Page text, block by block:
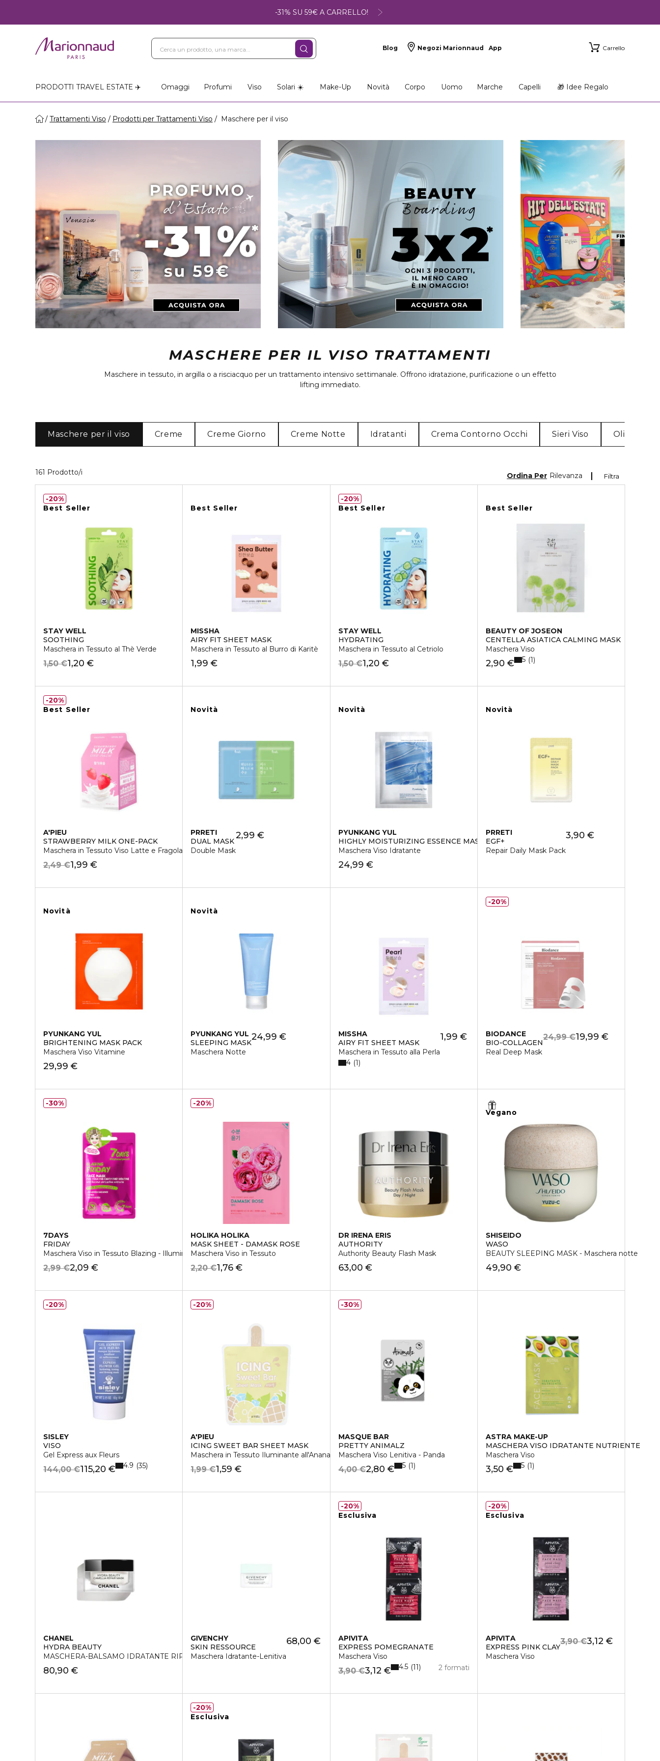
-31% SU 59€ A CARRELLO!
Blog Negozi Marionnaud App Carrello
PRODOTTI TRAVEL ESTATE ✈️
Omaggi Profumi Viso Solari ☀️ Make-Up Novità Corpo Uomo Marche Capelli 🎁 Idee Regalo
Trattamenti Viso Prodotti per Trattamenti Viso Maschere per il viso
MASCHERE PER IL VISO TRATTAMENTI
Maschere in tessuto, in argilla o a risciacquo per un trattamento intensivo settimanale. Offrono idratazione, purificazione o un effetto
lifting immediato.
Maschere per il viso Creme Creme Giorno Creme Notte Idratanti Crema Contorno Occhi Sieri Viso Oli per il
161 Prodotto/i Filtra
Ordina Per Rilevanza
Best Seller
STAY WELL
SOOTHING
Maschera in Tessuto al Thè Verde
1,20 €
1,50 €
20%
Best Seller
MISSHA
AIRY FIT SHEET MASK
Maschera in Tessuto al Burro di Karitè
1,99 €
Best Seller
STAY WELL
HYDRATING
Maschera in Tessuto al Cetriolo
1,20 €
1,50 €
20%
Best Seller
BEAUTY OF JOSEON
CENTELLA ASIATICA CALMING MASK
Maschera Viso
2,90 € 5 1
Best Seller
A'PIEU
STRAWBERRY MILK ONE-PACK
Maschera in Tessuto Viso Latte e Fragola
1,99 €
2,49 €
20%
Novità
PRRETI
DUAL MASK
Double Mask
2,99 €
Novità
PYUNKANG YUL
HIGHLY MOISTURIZING ESSENCE MASK PACK
Maschera Viso Idratante
24,99 €
Novità
PRRETI
EGF+
Repair Daily Mask Pack
3,90 €
Novità
PYUNKANG YUL
BRIGHTENING MASK PACK
Maschera Viso Vitamine
29,99 €
Novità
PYUNKANG YUL
SLEEPING MASK
Maschera Notte
24,99 €
MISSHA
AIRY FIT SHEET MASK
Maschera in Tessuto alla Perla
1,99 €
4 1
BIODANCE
BIO-COLLAGEN
Real Deep Mask
19,99 €
24,99 €
20%
7DAYS
FRIDAY
Maschera Viso in Tessuto Blazing - Illuminante
2,09 €
2,99 €
30%
HOLIKA HOLIKA
MASK SHEET - DAMASK ROSE
Maschera Viso in Tessuto
1,76 €
2,20 €
20%
DR IRENA ERIS
AUTHORITY
Authority Beauty Flash Mask
63,00 €
Vegano
SHISEIDO
WASO
BEAUTY SLEEPING MASK - Maschera notte
49,90 €
SISLEY
VISO
Gel Express aux Fleurs
115,20 €
144,00 € 4.9 35
20%
A'PIEU
ICING SWEET BAR SHEET MASK
Maschera in Tessuto Iluminante all'Ananas e Mango
1,59 €
1,99 €
20%
MASQUE BAR
PRETTY ANIMALZ
Maschera Viso Lenitiva - Panda
2,80 €
4,00 € 5 1
30%
ASTRA MAKE-UP
MASCHERA VISO IDRATANTE NUTRIENTE
Maschera Viso
3,50 € 5 1
CHANEL
HYDRA BEAUTY
MASCHERA-BALSAMO IDRATANTE RIPARATRICE
80,90 €
GIVENCHY
SKIN RESSOURCE
Maschera Idratante-Lenitiva
68,00 €
Esclusiva
APIVITA
EXPRESS POMEGRANATE
Maschera Viso
3,12 €
3,90 € 2 formati
4.5 11
20%
Esclusiva
APIVITA
EXPRESS PINK CLAY
Maschera Viso
3,12 €
3,90 €
20%
Esclusiva
20%